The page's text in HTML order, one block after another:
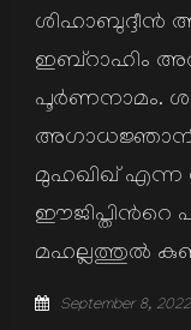
ശിഹാബുദ്ദീന്‍
ഇബ്റാഹിം
പൂര്‍ണനാമം.
മുഹഖിഖ് എന്ന
ഈജിപ്തിന്‍റെ
മഹല്ലത്തുല്‍
Posted
September 8, 2022